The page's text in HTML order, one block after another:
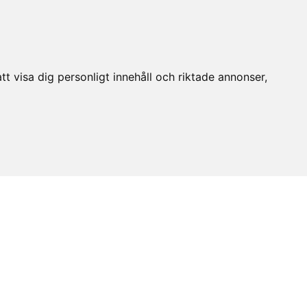
visa dig personligt innehåll och riktade annonser,